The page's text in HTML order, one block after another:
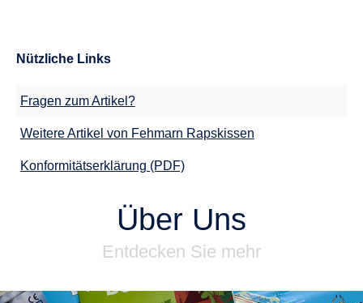
Nützliche Links
Fragen zum Artikel?
Weitere Artikel von Fehmarn Rapskissen
Konformitätserklärung (PDF)
Über Uns
Entdecken Sie mehr